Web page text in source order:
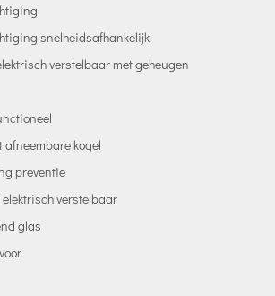
snelheidsafhankelijk
verstelbaar met geheugen
afneembare kogel
preventie
elektrisch verstelbaar
glas